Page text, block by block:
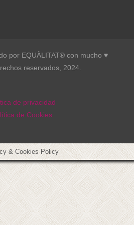
por EQUÀLITAT® con mucho ♥︎
reservados, 2024.
de privacidad
de Cookies
& Cookies Policy